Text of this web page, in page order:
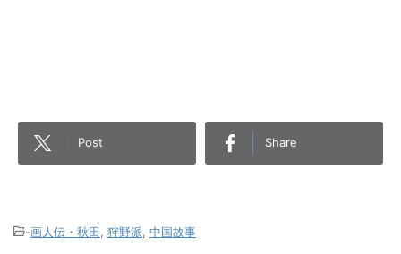
Post Share
-画人伝・秋田, 狩野派, 中国故事